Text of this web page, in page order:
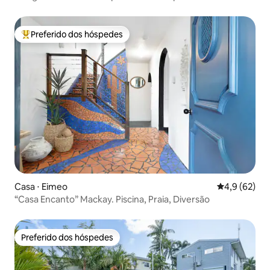
Entre os melhores preferidos dos hóspedes
Preferido dos hóspedes
Casa ⋅ Eimeo 4,9 de uma
4,9 (62)
“Casa Encanto” Mackay. Piscina, Praia, Diversão
Preferido dos hóspedes
Preferido dos hóspedes